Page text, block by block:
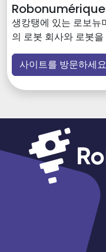
생캉탱에 있는 로보뉴
의 로봇 회사와 로봇
사이트를 방문하세요